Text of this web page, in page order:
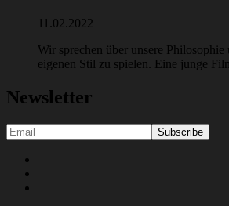
11.02.2022
Wir sprechen über unsere Philosophie
eigenen Stil zu spielen. Eine junge
Newsletter
Social
Media